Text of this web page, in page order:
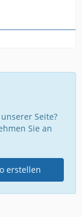
Seite?
Sie an
erstellen